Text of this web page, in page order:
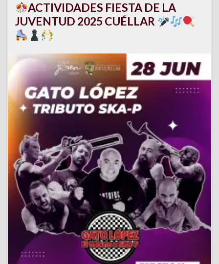
ACTIVIDADES FIESTA DE LA
JUVENTUD 2025 CUÉLLAR